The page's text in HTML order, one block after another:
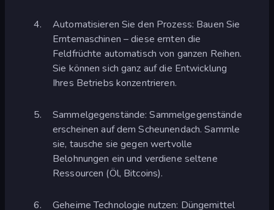
Automatisieren Sie den Prozess: Bauen Sie
Erntemaschinen – diese ernten die
Feldfrüchte automatisch von ganzen Reihen.
Sie können sich ganz auf die Entwicklung
Ihres Betriebs konzentrieren.
Sammelgegenstände: Sammelgegenstände
erscheinen auf dem Scheunendach. Sammle
sie, tausche sie gegen wertvolle
Belohnungen ein und verdiene seltene
Ressourcen (Öl, Bitcoins).
Geheime Technologie nutzen: Düngemittel